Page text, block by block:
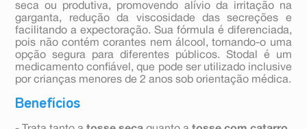
seca ou produtiva, promovendo alívio da irritação na
garganta, redução da viscosidade das secreções e
facilitando a expectoração. Sua fórmula é diferenciada,
pois não contém corantes nem álcool, tornando-o uma
opção segura para diferentes públicos. Stodal é um
medicamento confiável, que pode ser utilizado inclusive
por crianças menores de 2 anos sob orientação médica.
Benefícios